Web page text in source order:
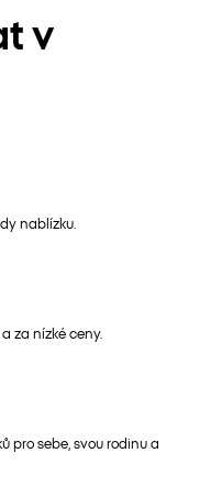
v
nablízku.
za nízké ceny.
pro sebe, svou rodinu a